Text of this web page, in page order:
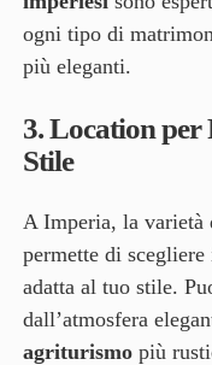
ogni tipo di
più eleganti.
3.Location per
Stile
A Imperia, la varietà
permette di
adatta al tuo stile.
dall’atmosfera
agriturismopiù